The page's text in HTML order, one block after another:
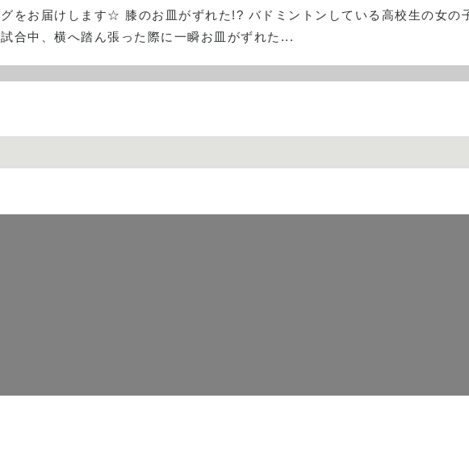
グをお届けします☆ 膝のお皿がずれた!? バドミントンしている高校生の女の
試合中、横へ踏ん張った際に一瞬お皿がずれた...